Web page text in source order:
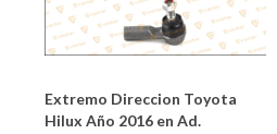
Extremo Direccion Toyota
Hilux Año 2016 en Ad.